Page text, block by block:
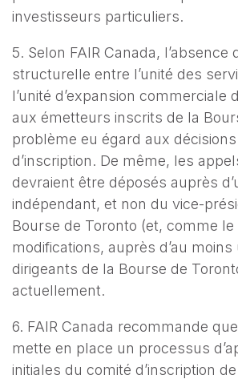
investisseurs particuliers.
5. Selon FAIR Canada, l’absence
structurelle entre l’unité des
l’unité d’expansion
aux émetteurs inscrits de la
problème eu égard aux
d’inscription. De même, les
devraient être déposés auprès
indépendant, et non du vice-
Bourse de Toronto (et, comme
modifications, auprès d’au
dirigeants de la Bourse de
actuellement.
6. FAIR Canada recommande
mette en place un processus
initiales du comité d’inscription